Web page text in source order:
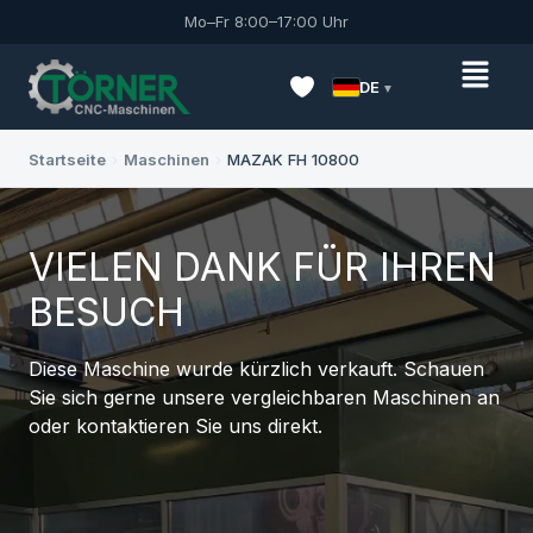
Mo–Fr 8:00–17:00 Uhr
DE
Startseite Maschinen MAZAK FH 10800
VIELEN DANK FÜR IHREN
BESUCH
Diese Maschine wurde kürzlich verkauft. Schauen
Sie sich gerne unsere vergleichbaren Maschinen an
oder kontaktieren Sie uns direkt.